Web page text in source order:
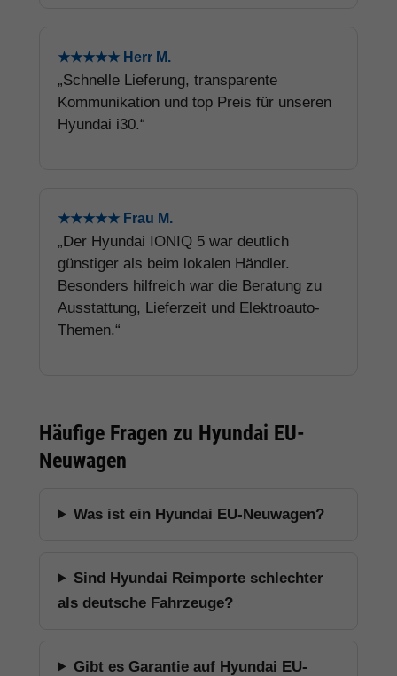
★★★★★ Herr M.
„Schnelle Lieferung, transparente
Kommunikation und top Preis für unseren
Hyundai i30.“
★★★★★ Frau M.
„Der Hyundai IONIQ 5 war deutlich
günstiger als beim lokalen Händler.
Besonders hilfreich war die Beratung zu
Ausstattung, Lieferzeit und Elektroauto-
Themen.“
Häufige Fragen zu Hyundai EU-
Neuwagen
Was ist ein Hyundai EU-Neuwagen?
Sind Hyundai Reimporte schlechter
als deutsche Fahrzeuge?
Gibt es Garantie auf Hyundai EU-